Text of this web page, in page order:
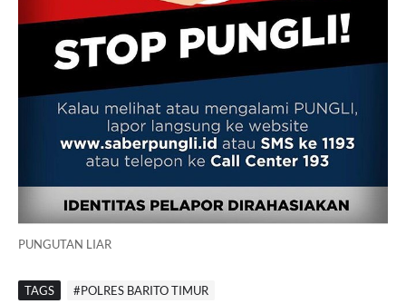
PUNGUTAN LIAR
TAGS #POLRES BARITO TIMUR